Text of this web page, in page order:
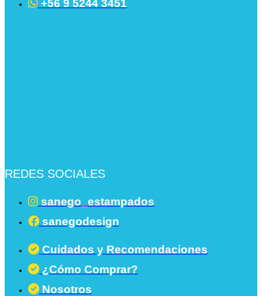
+56 9 5244 3451
REDES SOCIALES
sanego_estampados
sanegodesign
Cuidados y Recomendaciones
¿Cómo Comprar?
Nosotros